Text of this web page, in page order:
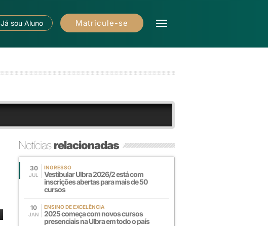
Já sou Aluno Matricule-se
Notíciasrelacionadas
30
JUL
INGRESSO
Vestibular Ulbra 2026/2 está com
inscrições abertas para mais de 50
cursos
10
JAN
ENSINO DE EXCELÊNCIA
2025 começa com novos cursos
presenciais na Ulbra em todo o país